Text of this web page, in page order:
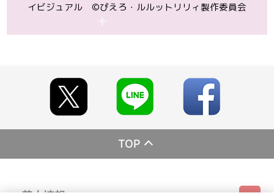
イビジュアル ©ぴえろ・ルルットリリィ製作委員会
TOP